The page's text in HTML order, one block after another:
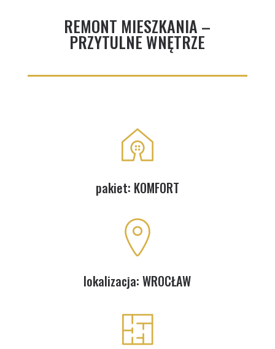
REMONT MIESZKANIA –
PRZYTULNE WNĘTRZE
pakiet: KOMFORT
lokalizacja: WROCŁAW